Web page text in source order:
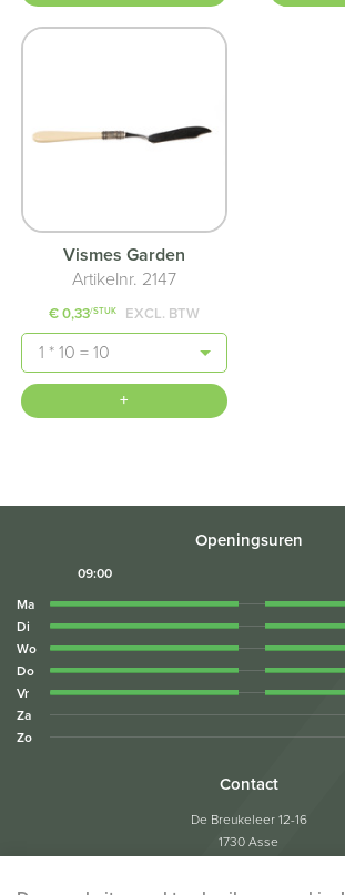
Vismes Garden
Artikelnr. 2147
€ 0,33/STUK EXCL. BTW
Aantal
+
Openingsuren
09:00
Ma
Di
Wo
Do
Vr
Za
Zo
Contact
De Breukeleer 12-16
1730 Asse